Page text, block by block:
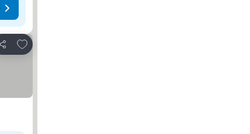
Κοινοποίηση
Προσθήκη στα αγαπημένα